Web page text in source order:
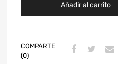
Añadir al carrito
COMPARTE
(0)